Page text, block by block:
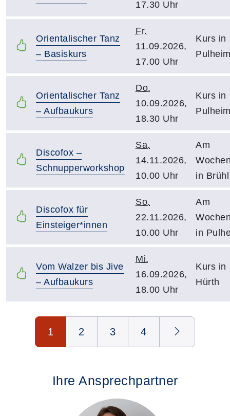
17.30 Uhr
Orientalischer Tanz
– Basiskurs
Fr.
11.09.2026,
17.00 Uhr
Kurs in
Orientalischer Tanz
– Aufbaukurs
Do.
10.09.2026,
18.30 Uhr
Kurs in
Discofox –
Schnupperworkshop
Sa.
14.11.2026,
10.00 Uhr
Am
in Brühl
Discofox für
Einsteiger*innen
So.
22.11.2026,
10.00 Uhr
Am
in
Vom Walzer bis Jive
– Aufbaukurs
Mi.
16.09.2026,
18.00 Uhr
Kurs in
Hürth
Seite 1 von 4
1 2 3 4
Ihre Ansprechpartner